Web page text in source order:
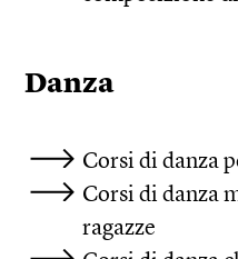
Danza
Corsi di danza
Corsi di danza
ragazze